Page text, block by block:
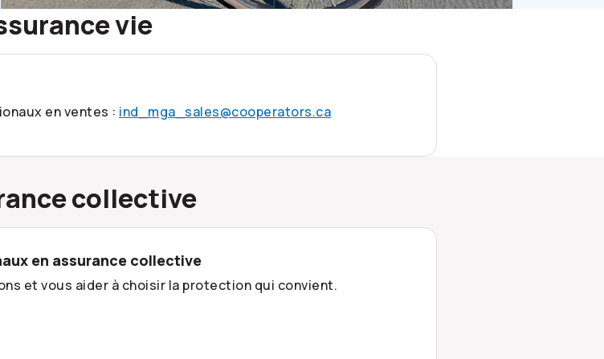
vie
en ventes : ind_mga_sales@cooperators.ca
collective
en assurance collective
et vous aider à choisir la protection qui convient.